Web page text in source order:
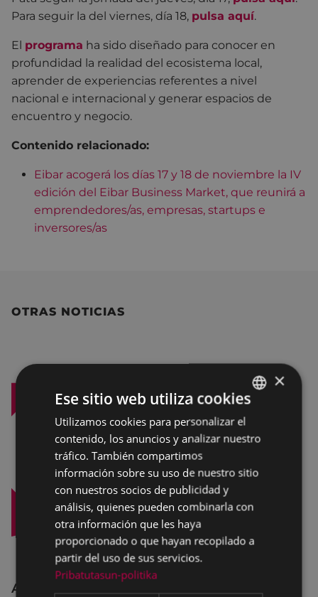
Para seguir la del viernes, día 18, pulsa aquí.
El programa ha sido diseñado para conocer en
profundidad la realidad del ecosistema local,
aprender de experiencias referentes a nivel
nacional e internacional y generar espacios de
encuentro y negocio.
Contenido relacionado:
Eibar acogerá los días 17 y 18 de noviembre la IV
edición del Eibar Business Market, que reunirá a
emprendedores/as, empresas, startups e
inversores/as
OTRAS NOTICIAS
Afecciones al tráfico en la calle Egogain del
BASQUE
SPANISH
×
Ese sitio web utiliza cookies
Utilizamos cookies para personalizar el
contenido, los anuncios y analizar nuestro
tráfico. También compartimos
información sobre su uso de nuestro sitio
con nuestros socios de publicidad y
análisis, quienes pueden combinarla con
otra información que les haya
proporcionado o que hayan recopilado a
partir del uso de sus servicios.
Pribatutasun-politika